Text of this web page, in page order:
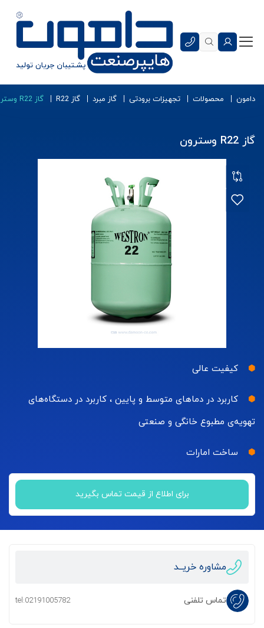
دامون محصولات تجهیزات برودتی گاز مبرد گاز R22 گاز R22 وسترون
گاز R22 وسترون
کیفیت عالی
کاربرد در دماهای متوسط و پایین ، کاربرد در دستگاه‌های
تهویه‌ی مطبوع خانگی و صنعتی
ساخت امارات
برای اطلاع از قیمت تماس بگیرید
مشاوره خریــد
تماس تلفنی tel:02191005782